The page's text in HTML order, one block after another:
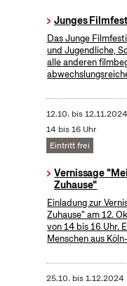
Junges
Das Junge
und Jugendliche,
alle anderen
12.10. bis12.11.2024
14 bis 16 Uhr
Eintritt frei
Vernissage
Zuhause"
Einladung zur
Zuhause" am 12.
von 14 bis 16 Uhr.
Menschen aus
25.10. bis1.12.2024